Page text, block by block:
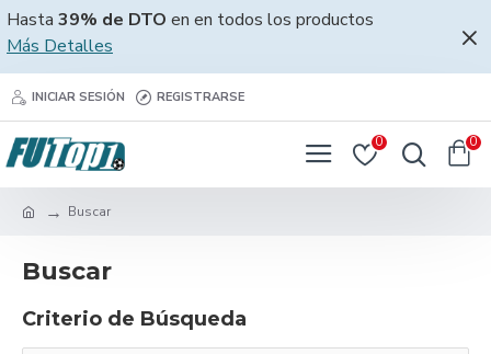
Hasta 39% de DTO en en todos los productos
Más Detalles
INICIAR SESIÓN REGISTRARSE
0 0
Buscar
Buscar
Criterio de Búsqueda